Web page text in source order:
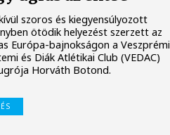
szoros és kiegyensúlyozott
ötödik helyezést szerzett az
Európa-bajnokságon a Veszprémi
és Diák Atlétikai Club (VEDAC)
Horváth Botond.